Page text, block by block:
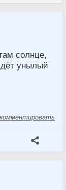
солнце,
унылый